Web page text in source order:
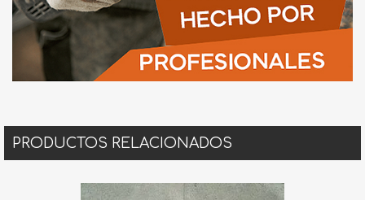
PRODUCTOS RELACIONADOS